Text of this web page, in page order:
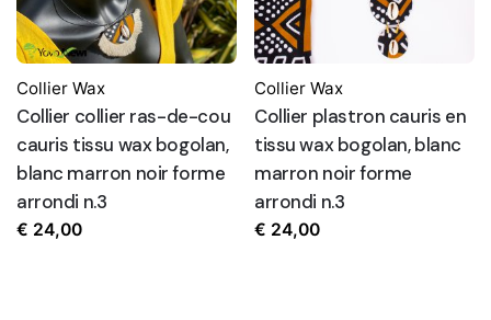
Collier Wax
Collier collier ras-de-cou
cauris tissu wax bogolan,
blanc marron noir forme
arrondi n.3
€ 24,00
Collier Wax
Collier plastron cauris en
tissu wax bogolan, blanc
marron noir forme
arrondi n.3
€ 24,00